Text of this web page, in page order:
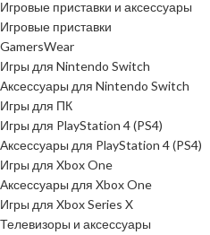
Игровые приставки и аксессуары
Игровые приставки
GamersWear
Игры для Nintendo Switch
Аксессуары для Nintendo Switch
Игры для ПК
Игры для PlayStation 4 (PS4)
Аксессуары для PlayStation 4 (PS4)
Игры для Xbox One
Аксессуары для Xbox One
Игры для Xbox Series X
Телевизоры и аксессуары